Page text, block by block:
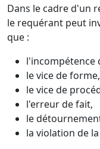
Dans le cadre d'un
le requérant peut
que :
l'incompétence
le vice de forme,
le vice de
l'erreur de fait,
le
la violation de